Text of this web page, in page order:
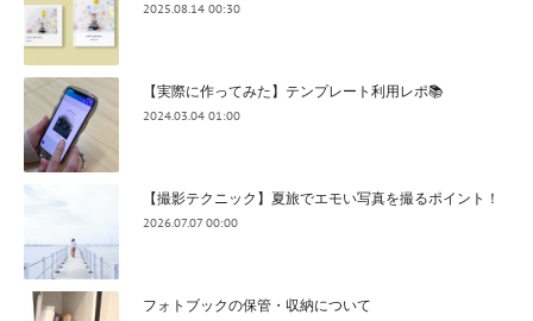
2025.08.14 00:30
【実際に作ってみた】テンプレート利用レポ📚
2024.03.04 01:00
【撮影テクニック】夏旅でエモい写真を撮るポイント！
2026.07.07 00:00
フォトブックの保管・収納について